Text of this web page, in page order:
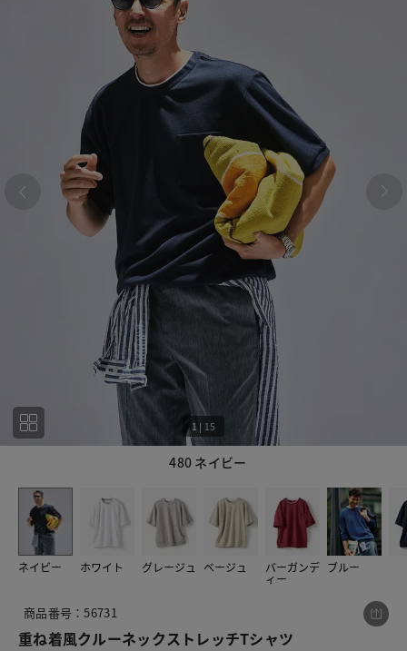
480 ネイビー
1 | 15
ネイビー ホワイト グレージュ ベージュ バーガンデ
ィー
ブルー
商品番号：56731
重ね着風クルーネックストレッチTシャツ
この商品をシェアする
重ね着風クルーネックストレッチTシャツ